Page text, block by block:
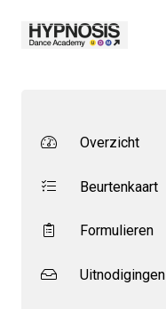
Overzicht
Beurtenkaart
Formulieren
Uitnodigingen